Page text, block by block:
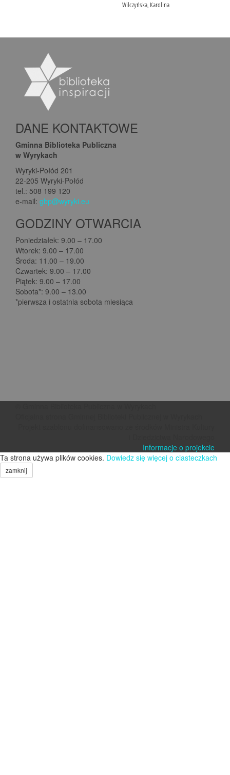
DANE KONTAKTOWE
Gminna Biblioteka Publiczna
w Wyrykach
Wyryki-Połód 201
22-205 Wyryki-Połód
tel.: 508 199 120
e-mail: gbp@wyryki.eu
GODZINY OTWARCIA
Poniedziałek: 9.00 – 17.00
Wtorek: 9.00 – 17.00
Środa: 11.00 – 19.00
Czwartek: 9.00 – 17.00
Piątek: 9.00 – 17.00
Sobota*: 9.00 – 13.00
*pierwsza i ostatnia sobota miesiąca
Informacje o projekcie
Ta strona używa plików cookies. Dowiedz się więcej o ciasteczkach
zamknij